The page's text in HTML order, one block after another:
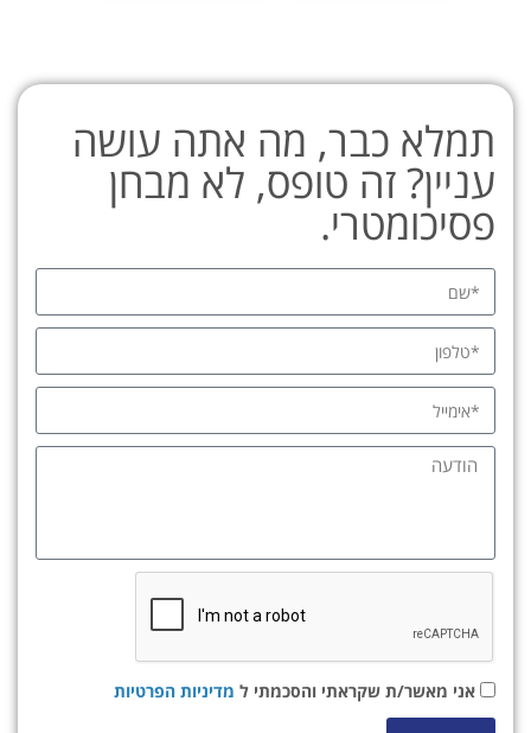
תמלא כבר, מה אתה עושה
עניין? זה טופס, לא מבחן
פסיכומטרי.
אני מאשר/ת שקראתי והסכמתי ל מדיניות הפרטיות